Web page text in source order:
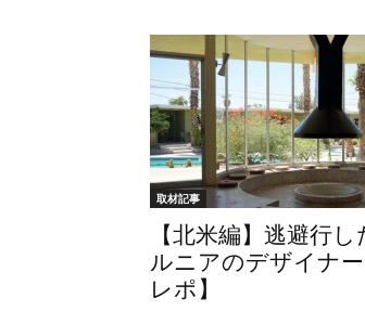
取材記事
【北米編】逃避行
ルニアのデザイナ
レポ】